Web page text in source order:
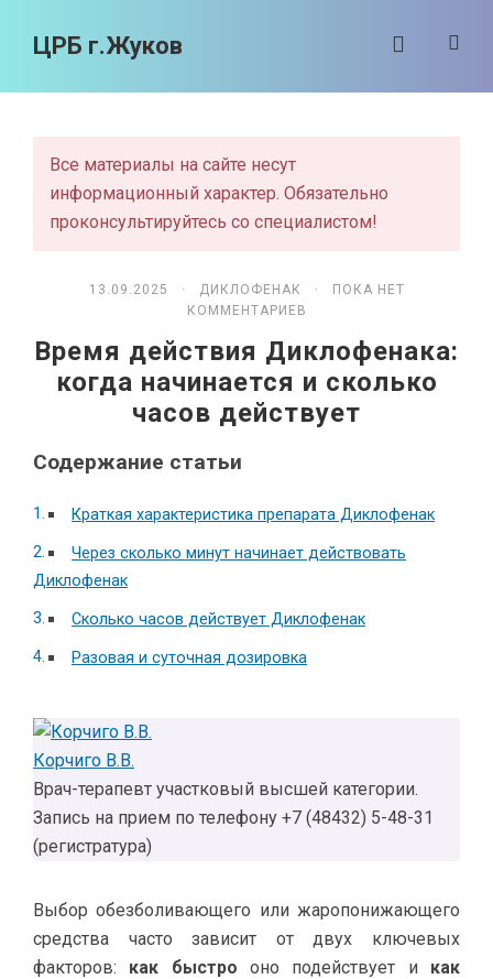
ЦРБ г.Жуков
Все материалы на сайте несут
информационный характер. Обязательно
проконсультируйтесь со специалистом!
13.09.2025 · ДИКЛОФЕНАК
· ПОКА НЕТ
КОММЕНТАРИЕВ
Время действия Диклофенака:
когда начинается и сколько
часов действует
Содержание статьи
Краткая характеристика препарата Диклофенак
Через сколько минут начинает действовать
Диклофенак
Сколько часов действует Диклофенак
Разовая и суточная дозировка
Корчиго В.В.
Врач-терапевт участковый высшей категории.
Запись на прием по телефону +7 (48432) 5-48-31
(регистратура)
Выбор обезболивающего или жаропонижающего
средства часто зависит от двух ключевых
факторов: как быстро оно подействует и как